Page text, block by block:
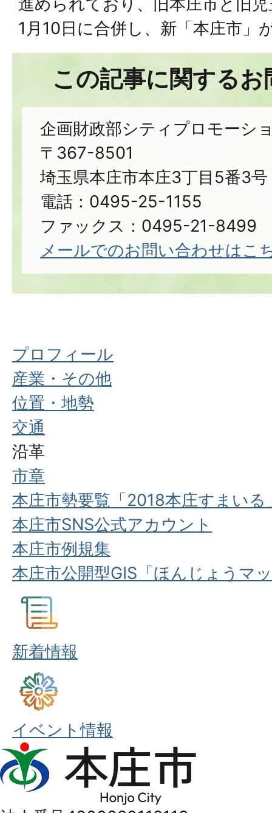
1月10日に合併し、新「本庄市」
この記事に関する
企画財政部シティプロモーシ
〒367-8501
埼玉県本庄市本庄3丁目5番3号
電話：0495-25-1155
ファックス：0495-21-8499
メールでのお問い合わせはこ
プロフィール
産業・その他
位置・地勢
交通
沿革
市章
本庄市勢要覧「2018本庄すまいる
本庄市SNS公式アカウント
本庄市例規集
本庄市公開型GIS「ほんじょうマ
新着情報
イベント情報
本
庄